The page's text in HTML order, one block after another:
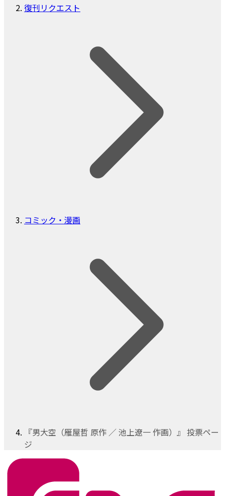
復刊リクエスト
コミック・漫画
『男大空（雁屋哲 原作 ／ 池上遼一 作画）』 投票ペー
ジ